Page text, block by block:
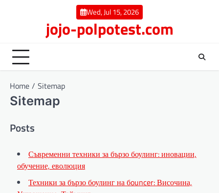
Wed, Jul 15, 2026
jojo-polpotest.com
Home Sitemap
Sitemap
Posts
Съвременни техники за бързо боулинг: иновации,
обучение, еволюция
Техники за бързо боулинг на бouncer: Височина,